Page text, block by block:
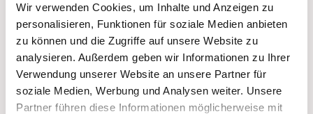
Wir verwenden Cookies, um Inhalte und Anzeigen zu
personalisieren, Funktionen für soziale Medien anbieten
zu können und die Zugriffe auf unsere Website zu
analysieren. Außerdem geben wir Informationen zu Ihrer
Verwendung unserer Website an unsere Partner für
soziale Medien, Werbung und Analysen weiter. Unsere
Partner führen diese Informationen möglicherweise mit
Reiferstraße 2A, 17109 Demmin